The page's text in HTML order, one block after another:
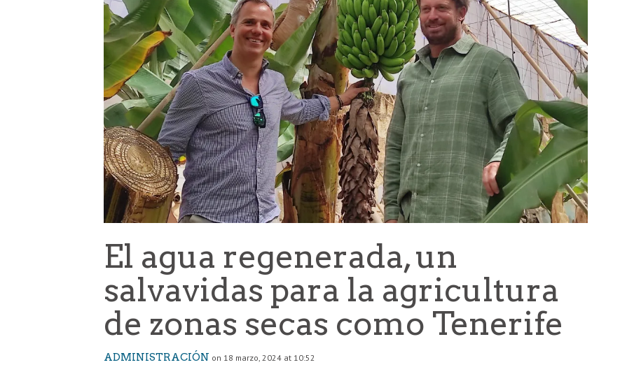
El agua regenerada, un
salvavidas para la agricultura
de zonas secas como Tenerife
ADMINISTRACIÓN on 18 marzo, 2024 at 10:52